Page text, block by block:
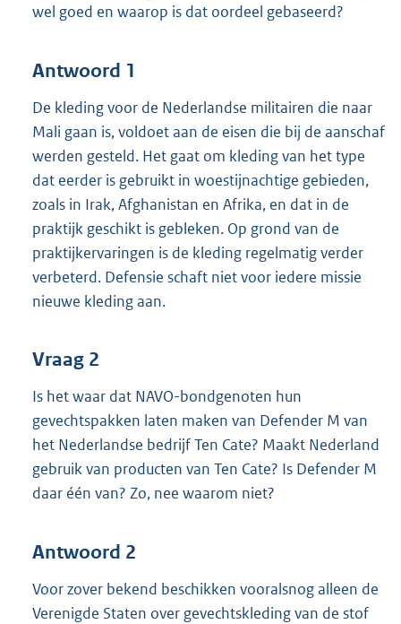
wel goed en waarop is dat oordeel gebaseerd?
Antwoord 1
De kleding voor de Nederlandse militairen die naar
Mali gaan is, voldoet aan de eisen die bij de aanschaf
werden gesteld. Het gaat om kleding van het type
dat eerder is gebruikt in woestijnachtige gebieden,
zoals in Irak, Afghanistan en Afrika, en dat in de
praktijk geschikt is gebleken. Op grond van de
praktijkervaringen is de kleding regelmatig verder
verbeterd. Defensie schaft niet voor iedere missie
nieuwe kleding aan.
Vraag 2
Is het waar dat NAVO-bondgenoten hun
gevechtspakken laten maken van Defender M van
het Nederlandse bedrijf Ten Cate? Maakt Nederland
gebruik van producten van Ten Cate? Is Defender M
daar één van? Zo, nee waarom niet?
Antwoord 2
Voor zover bekend beschikken vooralsnog alleen de
Verenigde Staten over gevechtskleding van de stof